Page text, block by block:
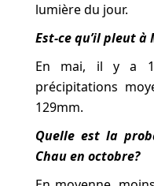
lumière du jour.
Est-ce qu’il pleut à
En mai, il y a
précipitations
129mm.
Quelle est la
Chau en octobre?